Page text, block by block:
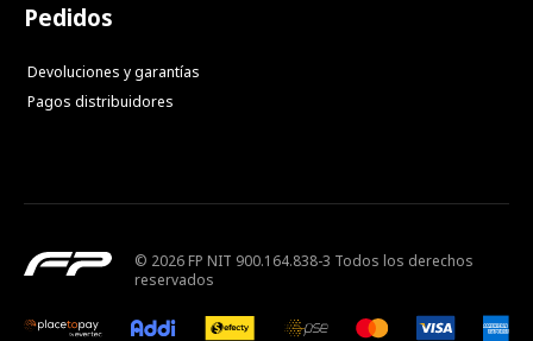
Pedidos
Devoluciones y garantías
Pagos distribuidores
© 2026 FP NIT 900.164.838-3 Todos los derechos
reservados